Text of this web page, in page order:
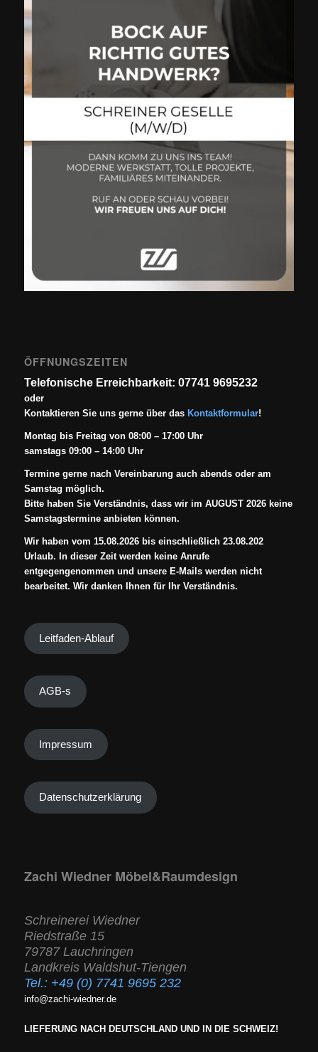
ÖFFNUNGSZEITEN
Telefonische Erreichbarkeit: 07741 9695232
oder
Kontaktieren Sie uns gerne über das Kontaktformular!
Montag bis Freitag von 08:00 – 17:00 Uhr
samstags 09:00 – 14:00 Uhr
Termine gerne nach Vereinbarung auch abends oder am
Samstag möglich.
Bitte haben Sie Verständnis, dass wir im AUGUST 2026 keine
Samstagstermine anbieten können.
Wir haben vom 15.08.2026 bis einschließlich 23.08.202
Urlaub. In dieser Zeit werden keine Anrufe
entgegengenommen und unsere E-Mails werden nicht
bearbeitet. Wir danken Ihnen für Ihr Verständnis.
Leitfaden-Ablauf
AGB-s
Impressum
Datenschutzerklärung
Zachi Wiedner Möbel&Raumdesign
Schreinerei Wiedner
Riedstraße 15
79787 Lauchringen
Landkreis Waldshut-Tiengen
Tel.: +49 (0) 7741 9695 232
info@zachi-wiedner.de
LIEFERUNG NACH DEUTSCHLAND UND IN DIE SCHWEIZ!